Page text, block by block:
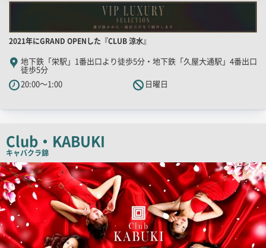
店
舗
PR
キ
ッ
コ
ピ
ー
2021年にGRAND OPENした『CLUB 涼水』
地下鉄「栄駅」1番出口より徒歩5分・地下鉄「久屋大通駅」4番出口
徒歩5分
20:00～1:00
日曜日
Club・KABUKI
キャバクラ錦
検
索
結
果
一
覧
用
画
像